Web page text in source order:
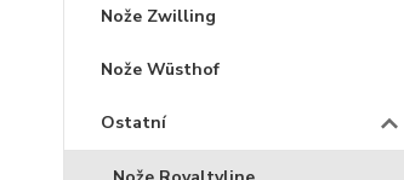
Nože Zwilling
Nože Wüsthof
Ostatní